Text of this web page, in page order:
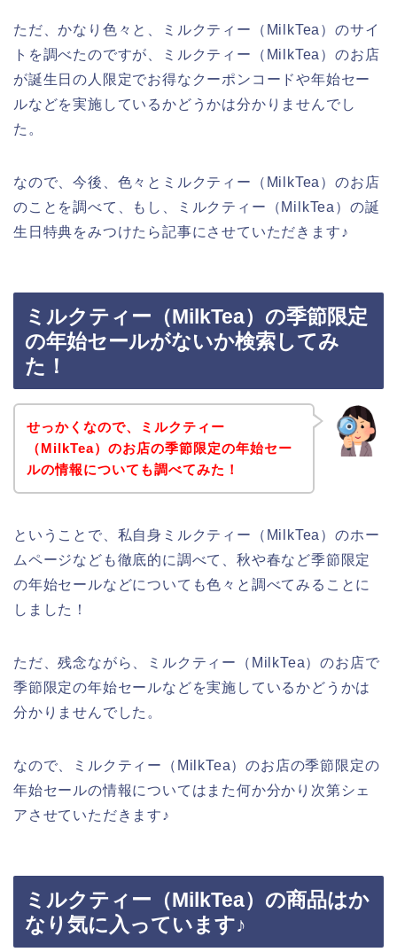
ただ、かなり色々と、ミルクティー（MilkTea）のサイ
トを調べたのですが、ミルクティー（MilkTea）のお店
が誕生日の人限定でお得なクーポンコードや年始セー
ルなどを実施しているかどうかは分かりませんでし
た。
なので、今後、色々とミルクティー（MilkTea）のお店
のことを調べて、もし、ミルクティー（MilkTea）の誕
生日特典をみつけたら記事にさせていただきます♪
ミルクティー（MilkTea）の季節限定
の年始セールがないか検索してみ
た！
せっかくなので、ミルクティー
（MilkTea）のお店の季節限定の年始セー
ルの情報についても調べてみた！
ということで、私自身ミルクティー（MilkTea）のホー
ムページなども徹底的に調べて、秋や春など季節限定
の年始セールなどについても色々と調べてみることに
しました！
ただ、残念ながら、ミルクティー（MilkTea）のお店で
季節限定の年始セールなどを実施しているかどうかは
分かりませんでした。
なので、ミルクティー（MilkTea）のお店の季節限定の
年始セールの情報についてはまた何か分かり次第シェ
アさせていただきます♪
ミルクティー（MilkTea）の商品はか
なり気に入っています♪